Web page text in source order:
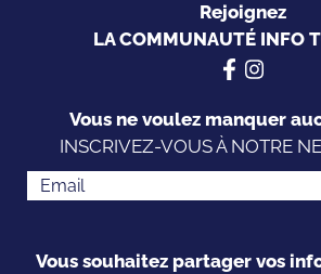
Rejoignez
LA COMMUNAUTÉ INFO
Vous ne voulez manquer
INSCRIVEZ-VOUS À NOTRE
Vous souhaitez partager vos